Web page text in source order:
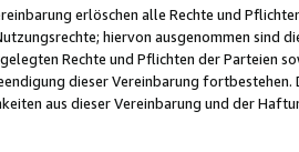
erlöschen alle Rechte und
hiervon ausgenommen sind
Rechte und Pflichten der Parteien
dieser Vereinbarung
aus dieser Vereinbarung und der